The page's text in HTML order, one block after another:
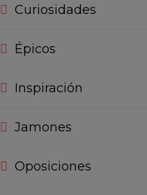
Curiosidades
Épicos
Inspiración
Jamones
Oposiciones